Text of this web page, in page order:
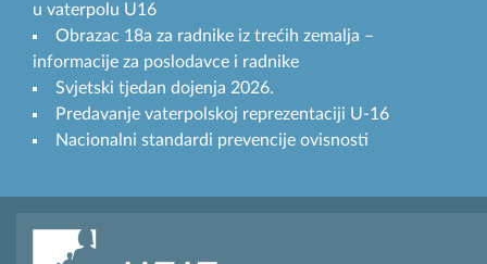
u vaterpolu U16
Obrazac 18a za radnike iz trećih zemalja –
informacije za poslodavce i radnike
Svjetski tjedan dojenja 2026.
Predavanje vaterpolskoj reprezentaciji U-16
Nacionalni standardi prevencije ovisnosti